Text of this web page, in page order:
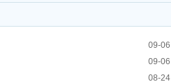
09-06
09-06
08-24